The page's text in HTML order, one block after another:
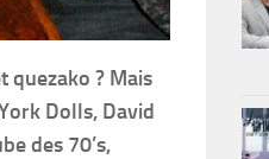
quezako ? Mais
Dolls, David
des 70’s,